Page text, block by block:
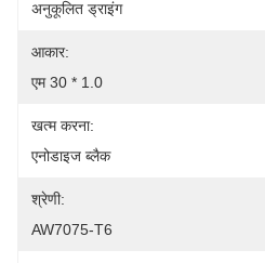
अनुकूलित ड्राइंग
आकार:
एम 30 * 1.0
खत्म करना:
एनोडाइज ब्लैक
श्रेणी:
AW7075-T6